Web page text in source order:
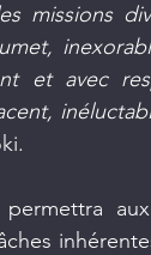
missions
et avec